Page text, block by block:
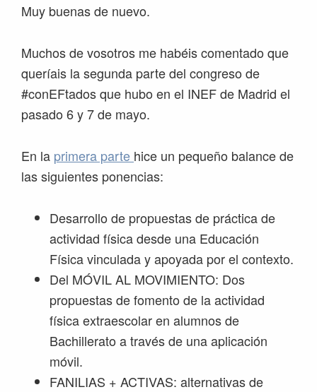
Muy buenas de nuevo.
Muchos de vosotros me habéis comentado que
queríais la segunda parte del congreso de
#conEFtados que hubo en el INEF de Madrid el
pasado 6 y 7 de mayo.
En la primera parte hice un pequeño balance de
las siguientes ponencias:
Desarrollo de propuestas de práctica de
actividad física desde una Educación
Física vinculada y apoyada por el contexto.
Del MÓVIL AL MOVIMIENTO: Dos
propuestas de fomento de la actividad
física extraescolar en alumnos de
Bachillerato a través de una aplicación
móvil.
FANILIAS + ACTIVAS: alternativas de